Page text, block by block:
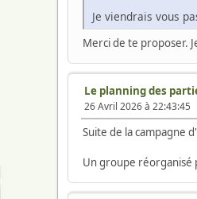
Je viendrais vous
Merci de te proposer.
Le planning des
26 Avril 2026 à 22:43:45
Suite de la campagne
Un groupe réorganisé